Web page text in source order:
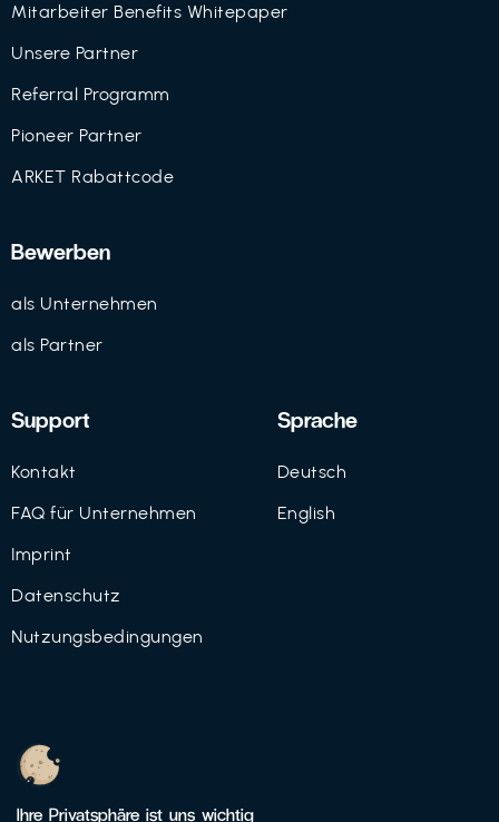
Mitarbeiter Benefits Whitepaper
Unsere Partner
Referral Programm
Pioneer Partner
ARKET Rabattcode
Bewerben
als Unternehmen
als Partner
Support
Kontakt
FAQ für Unternehmen
Imprint
Datenschutz
Nutzungsbedingungen
Sprache
Deutsch
English
© 2021 FutureBens GmbH
Ihre Privatsphäre ist uns wichtig